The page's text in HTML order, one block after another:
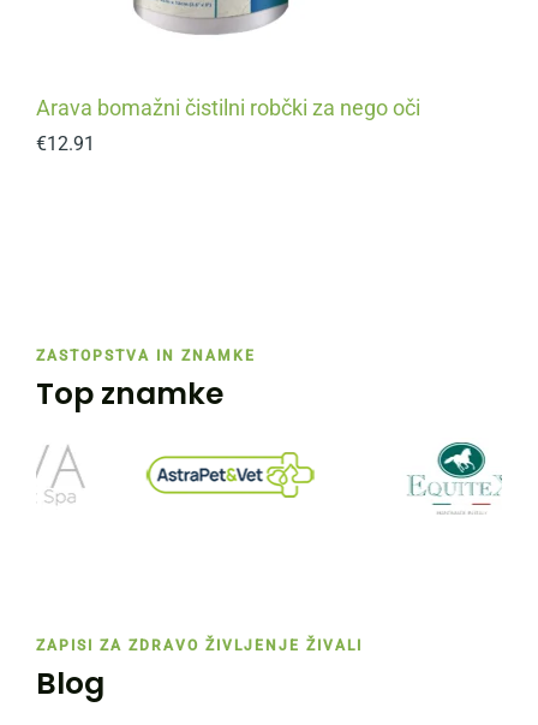
Arava bomažni čistilni robčki za nego oči
€12.91
ZASTOPSTVA IN ZNAMKE
Top znamke
ZAPISI ZA ZDRAVO ŽIVLJENJE ŽIVALI
Blog